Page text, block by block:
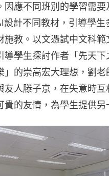
因應不同班別的學習需要
設計不同教材，引導學生
施教。以文憑試中文科範
導學生探討作者「先天下
」的崇高宏大理想，劉
友人滕子京，在失意時
貴的友情，為學生提供另